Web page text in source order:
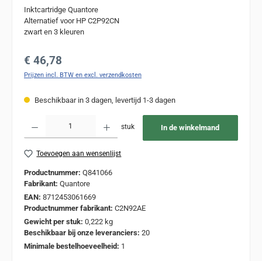
Inktcartridge Quantore
Alternatief voor HP C2P92CN
zwart en 3 kleuren
Normale prijs:
€ 46,78
Prijzen incl. BTW en excl. verzendkosten
Beschikbaar in 3 dagen, levertijd 1-3 dagen
stuk In de winkelmand
Toevoegen aan wensenlijst
Productnummer: Q841066
Fabrikant: Quantore
EAN: 8712453061669
Productnummer fabrikant: C2N92AE
Gewicht per stuk: 0,222 kg
Beschikbaar bij onze leveranciers: 20
Minimale bestelhoeveelheid: 1